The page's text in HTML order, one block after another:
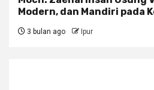
Modern, dan Mandiri pada
3 bulan ago Ipur